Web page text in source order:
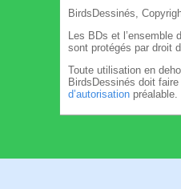
BirdsDessinés,
Les BDs et l’ensemble
sont protégés par droit
Toute utilisation en
BirdsDessinés doit faire
d’autorisation préalable.